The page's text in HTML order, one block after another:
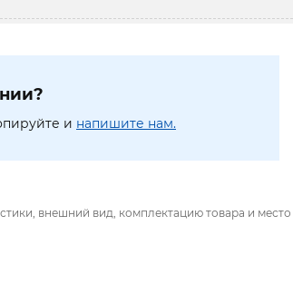
и напишите нам.
внешний вид, комплектацию товара и